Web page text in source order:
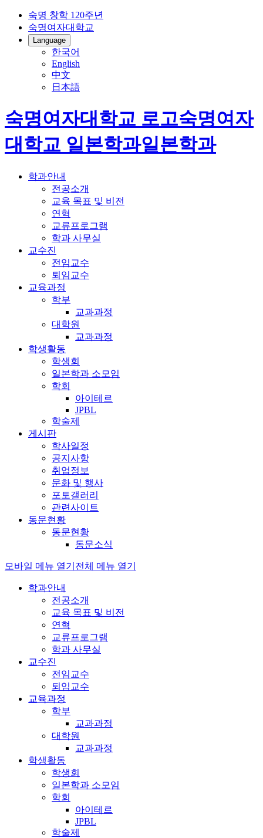
숙명 창학 120주년
숙명여자대학교
Language
한국어
English
中文
日本語
숙명여자대학교 로고숙명여자
대학교 일본학과일본학과
학과안내
전공소개
교육 목표 및 비전
연혁
교류프로그램
학과 사무실
교수진
전임교수
퇴임교수
교육과정
학부
교과과정
대학원
교과과정
학생활동
학생회
일본학과 소모임
학회
아이테르
JPBL
학술제
게시판
학사일정
공지사항
취업정보
문화 및 행사
포토갤러리
관련사이트
동문현황
동문현황
동문소식
모바일 메뉴 열기 전체 메뉴 열기
학과안내
전공소개
교육 목표 및 비전
연혁
교류프로그램
학과 사무실
교수진
전임교수
퇴임교수
교육과정
학부
교과과정
대학원
교과과정
학생활동
학생회
일본학과 소모임
학회
아이테르
JPBL
학술제